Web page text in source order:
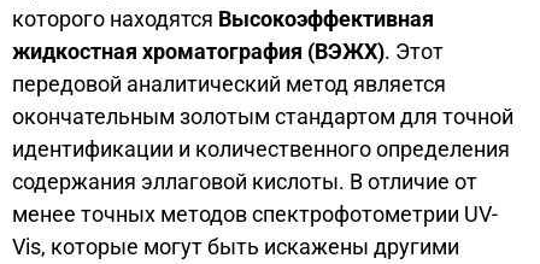
которого находятся Высокоэффективная
жидкостная хроматография (ВЭЖХ). Этот
передовой аналитический метод является
окончательным золотым стандартом для точной
идентификации и количественного определения
содержания эллаговой кислоты. В отличие от
менее точных методов спектрофотометрии UV-
Vis, которые могут быть искажены другими